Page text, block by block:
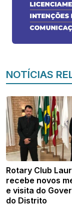
NOTÍCIAS
Rotary Club
recebe novos
e visita do
do Distrito